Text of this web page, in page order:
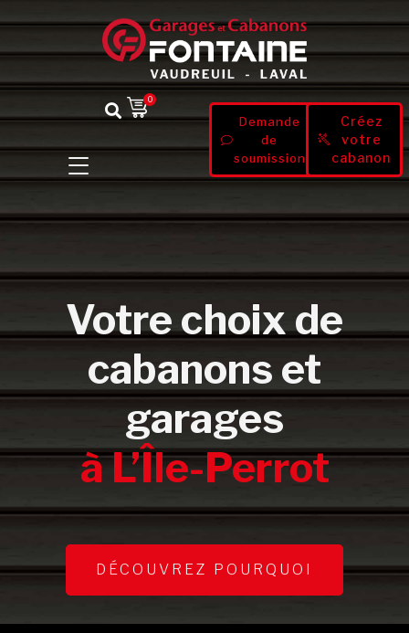
0
Demande
de
soumission
Créez
votre
cabanon
Votre choix de
cabanons et
garages
à L’Île-Perrot
DÉCOUVREZ POURQUOI